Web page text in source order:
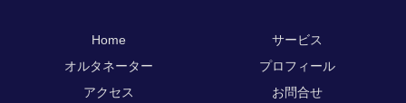
Home
サービス
オルタネーター
プロフィール
アクセス
お問合せ